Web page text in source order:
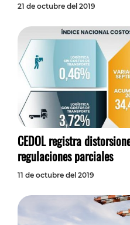
21 de octubre del 2019
CEDOL registra
regulaciones parciales
11 de octubre del 2019